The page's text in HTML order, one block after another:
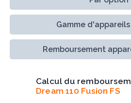
Gamme
Remboursement
Calcul du
Dream 110 Fusion FS